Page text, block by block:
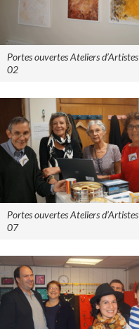
Portes ouvertes Ateliers d’Artistes
02
Portes ouvertes Ateliers d’Artistes
07